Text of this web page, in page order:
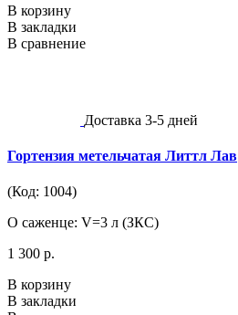
В корзину
В закладки
В сравнение
Доставка 3-5 дней
Гортензия метельчатая Литтл Лав
(Код: 1004)
О саженце: V=3 л (ЗКС)
1 300 р.
В корзину
В закладки